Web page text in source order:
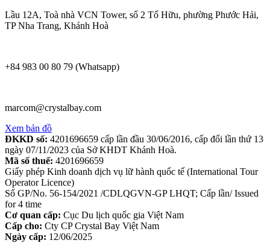
Lầu 12A, Toà nhà VCN Tower, số 2 Tố Hữu, phường Phước Hải,
TP Nha Trang, Khánh Hoà
+84 983 00 80 79 (Whatsapp)
marcom@crystalbay.com
Xem bản đồ
ĐKKD số: 4201696659 cấp lần đầu 30/06/2016, cấp đổi lần thứ 13
ngày 07/11/2023 của Sở KHDT Khánh Hoà.
Mã số thuế: 4201696659
Giấy phép Kinh doanh dịch vụ lữ hành quốc tế (International Tour
Operator Licence)
Số GP/No. 56-154/2021 /CDLQGVN-GP LHQT; Cấp lần/ Issued
for 4 time
Cơ quan cấp: Cục Du lịch quốc gia Việt Nam
Cấp cho: Cty CP Crystal Bay Việt Nam
Ngày cấp: 12/06/2025